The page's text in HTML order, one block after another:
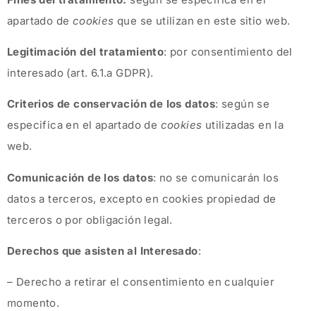
apartado de cookiesque se utilizan en este sitio web.
Legitimación del tratamiento: por consentimiento del
interesado (art. 6.1.a GDPR).
Criterios de conservación de los datos: según se
especifica en el apartado de cookies utilizadas en la
web.
Comunicación de los datos: no se comunicarán los
datos a terceros, excepto en cookies propiedad de
terceros o por obligación legal.
Derechos que asisten al Interesado:
– Derecho a retirar el consentimiento en cualquier
momento.